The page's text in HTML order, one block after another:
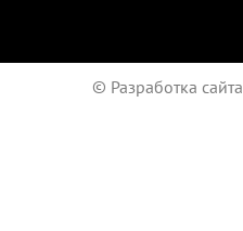
© Разработка сайта